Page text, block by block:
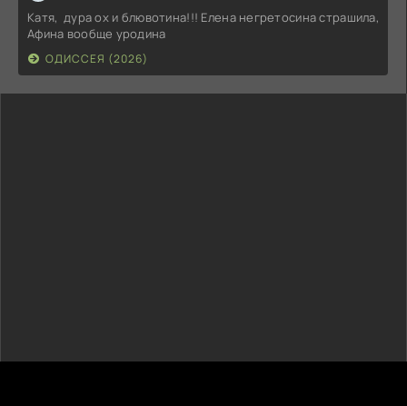
Катя, дура ох и блювотина!!! Елена негретосина страшила,
Афина вообще уродина
ОДИССЕЯ (2026)